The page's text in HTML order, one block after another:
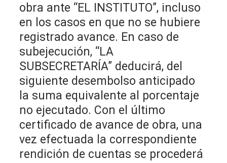
obra ante “EL INSTITUTO”, incluso
en los casos en que no se hubiere
registrado avance. En caso de
subejecución, “LA
SUBSECRETARÍA” deducirá, del
siguiente desembolso anticipado
la suma equivalente al porcentaje
no ejecutado. Con el último
certificado de avance de obra, una
vez efectuada la correspondiente
rendición de cuentas se procederá